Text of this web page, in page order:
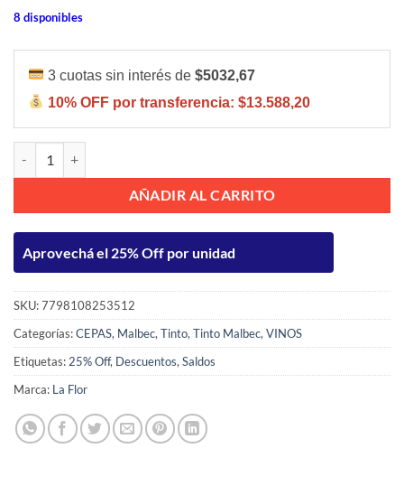
8 disponibles
3 cuotas sin interés de$5032,67
10% OFF por transferencia:$13.588,20
AÑADIR AL CARRITO
Aprovechá el 25% Off por unidad
SKU:7798108253512
Categorías:CEPAS, Malbec, Tinto, Tinto Malbec, VINOS
Etiquetas: 25% Off, Descuentos, Saldos
Marca: La Flor